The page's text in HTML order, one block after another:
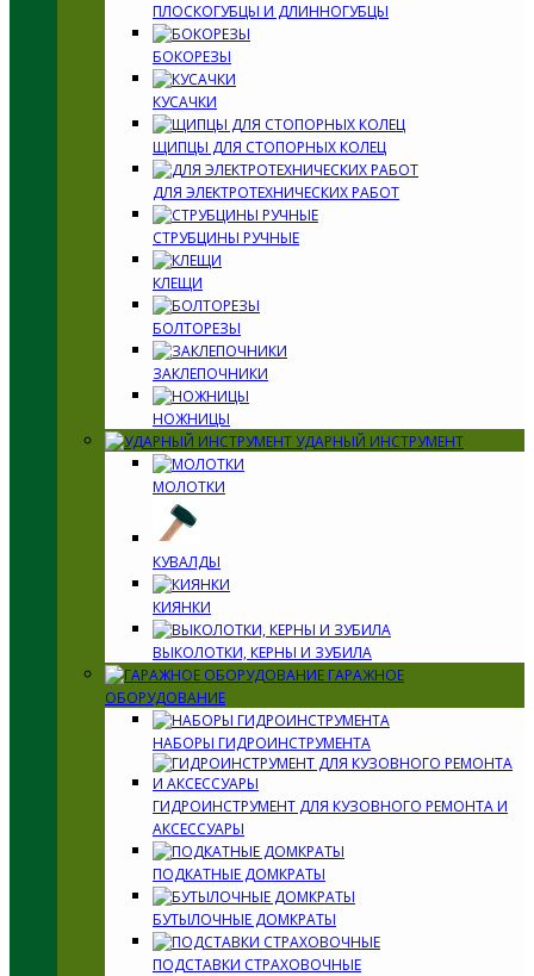
ПЛОСКОГУБЦЫ И ДЛИННОГУБЦЫ
БОКОРЕЗЫ
КУСАЧКИ
ЩИПЦЫ ДЛЯ СТОПОРНЫХ КОЛЕЦ
ДЛЯ ЭЛЕКТРОТЕХНИЧЕСКИХ РАБОТ
СТРУБЦИНЫ РУЧНЫЕ
КЛЕЩИ
БОЛТОРЕЗЫ
ЗАКЛЕПОЧНИКИ
НОЖНИЦЫ
УДАРНЫЙ ИНСТРУМЕНТ
МОЛОТКИ
КУВАЛДЫ
КИЯНКИ
ВЫКОЛОТКИ, КЕРНЫ И ЗУБИЛА
ГАРАЖНОЕ
ОБОРУДОВАНИЕ
НАБОРЫ ГИДРОИНСТРУМЕНТА
ГИДРОИНСТРУМЕНТ ДЛЯ КУЗОВНОГО РЕМОНТА И
АКСЕССУАРЫ
ПОДКАТНЫЕ ДОМКРАТЫ
БУТЫЛОЧНЫЕ ДОМКРАТЫ
ПОДСТАВКИ СТРАХОВОЧНЫЕ